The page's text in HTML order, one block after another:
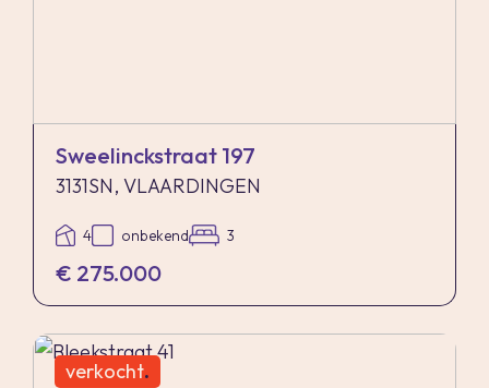
Verkoper noch verkopend makelaar aanvaarden
schade wegens het niet juist naleven van deze
zelfbewoningsplicht.
Gunning
Verkoper behoudt zich uitdrukkelijk het recht
Sweelinckstraat 197
3131SN, VLAARDINGEN
4 onbekend 3
€ 275.000
verkocht.